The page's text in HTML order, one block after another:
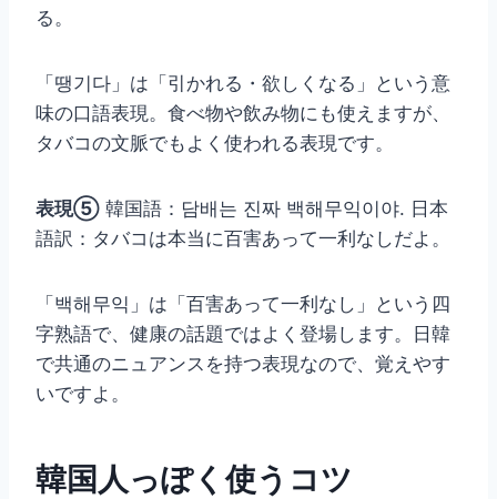
る。
「땡기다」は「引かれる・欲しくなる」という意
味の口語表現。食べ物や飲み物にも使えますが、
タバコの文脈でもよく使われる表現です。
表現⑤ 韓国語：담배는 진짜 백해무익이야. 日本
語訳：タバコは本当に百害あって一利なしだよ。
「백해무익」は「百害あって一利なし」という四
字熟語で、健康の話題ではよく登場します。日韓
で共通のニュアンスを持つ表現なので、覚えやす
いですよ。
韓国人っぽく使うコツ